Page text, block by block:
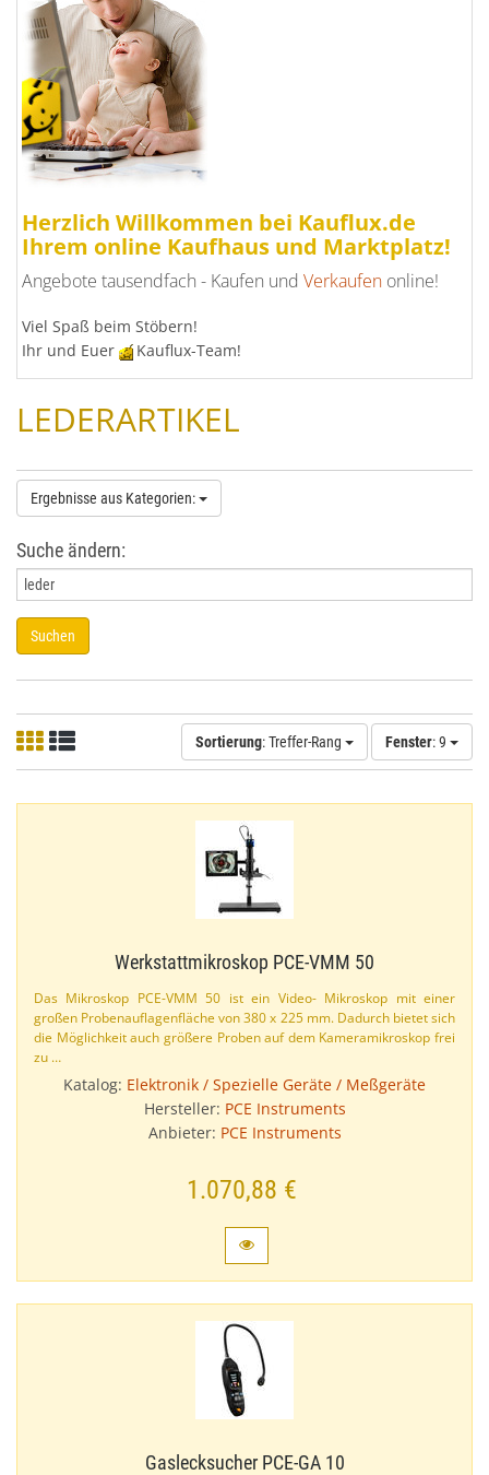
Herzlich Willkommen bei Kauflux.de
Ihrem online Kaufhaus und Marktplatz!
Angebote tausendfach - Kaufen und Verkaufen online!
Viel Spaß beim Stöbern!
Ihr und Euer
Kauflux-Team!
LEDERARTIKEL
Ergebnisse aus Kategorien:
Suche ändern:
Suchen
Sortierung: Treffer-Rang Fenster: 9
Werkstattmikroskop PCE-​VMM 50
Das Mikroskop PCE-​VMM 50 ist ein Video- Mikroskop mit einer
großen Probenauflagenfläche von 380 x 225 mm. Dadurch bietet sich
die Möglichkeit auch größere Proben auf dem Kameramikroskop frei
zu …
Katalog: Elektronik / Spezielle Geräte / Meßgeräte
Hersteller: PCE Instruments
Anbieter: PCE Instruments
1.070,88 €
Gaslecksucher PCE-​GA 10